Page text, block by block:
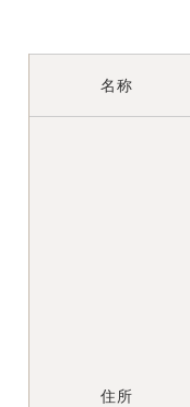
名称
住所